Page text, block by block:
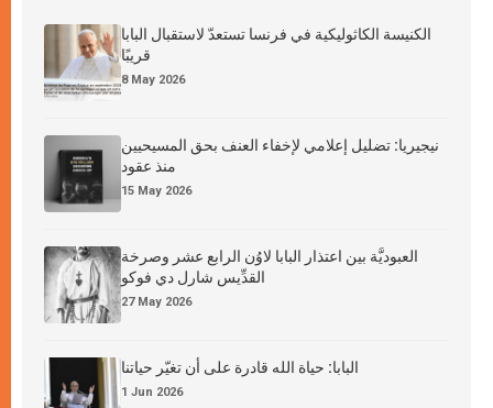
الكنيسة الكاثوليكية في فرنسا تستعدّ لاستقبال البابا
قريبًا
8 May 2026
نيجيريا: تضليل إعلامي لإخفاء العنف بحق المسيحيين
منذ عقود
15 May 2026
العبوديَّة بين اعتذار البابا لاوُن الرابع عشر وصرخة
القدِّيس شارل دي فوكو
27 May 2026
البابا: حياة الله قادرة على أن تغيّر حياتنا
1 Jun 2026